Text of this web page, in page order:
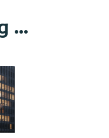
...